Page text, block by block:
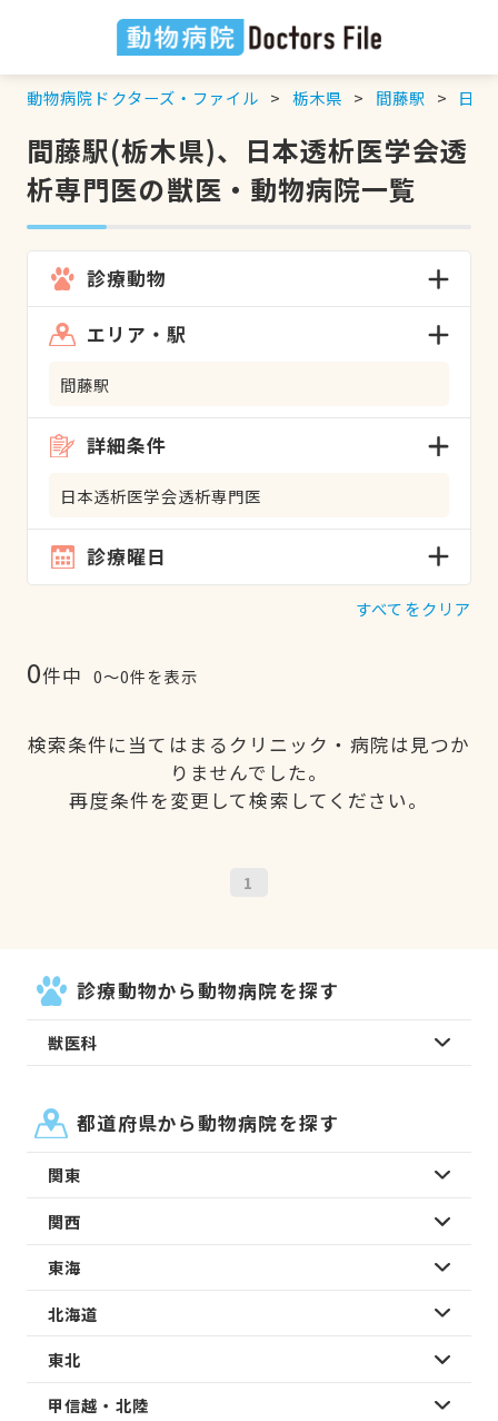
動物病院ドクターズ・ファイル 栃木県 間藤駅 日本
間藤駅(栃木県)、日本透析医学会透
析専門医の獣医・動物病院一覧
診療動物
エリア・駅
間藤駅
詳細条件
日本透析医学会透析専門医
診療曜日
すべてをクリア
0件中 0〜0件を表示
検索条件に当てはまるクリニック・病院は見つか
りませんでした。
再度条件を変更して検索してください。
1
診療動物から動物病院を探す
獣医科
都道府県から動物病院を探す
関東
関西
東海
北海道
東北
甲信越・北陸